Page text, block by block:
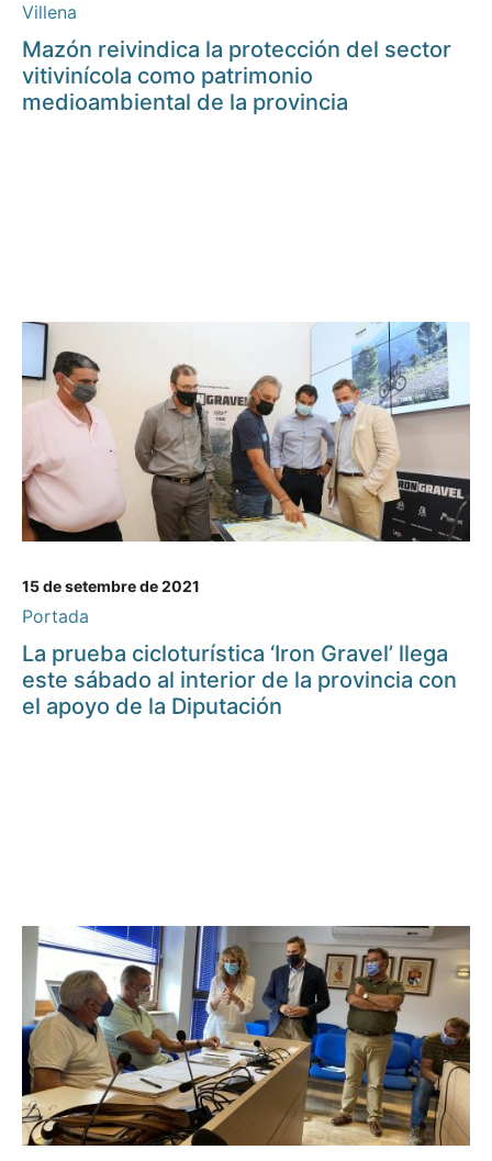
Villena
Mazón reivindica la protección del sector
vitivinícola como patrimonio
medioambiental de la provincia
15 de setembre de 2021
Portada
La prueba cicloturística ‘Iron Gravel’ llega
este sábado al interior de la provincia con
el apoyo de la Diputación